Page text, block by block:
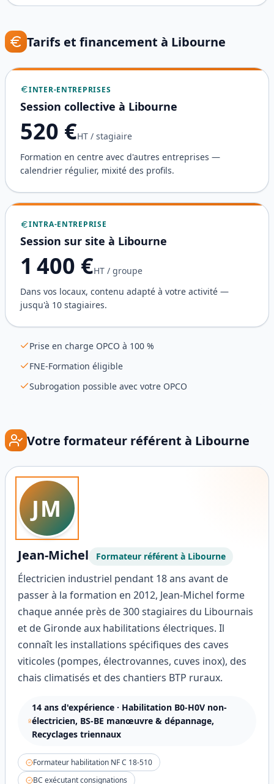
Tarifs et financement à Libourne
INTER-ENTREPRISES
Session collective à Libourne
520 €HT / stagiaire
Formation en centre avec d'autres entreprises —
calendrier régulier, mixité des profils.
INTRA-ENTREPRISE
Session sur site à Libourne
1 400 €HT / groupe
Dans vos locaux, contenu adapté à votre activité —
jusqu'à 10 stagiaires.
Prise en charge OPCO à 100 %
FNE-Formation éligible
Subrogation possible avec votre OPCO
Votre formateur référent à Libourne
JM
Jean-Michel Formateur référent à Libourne
Électricien industriel pendant 18 ans avant de
passer à la formation en 2012, Jean-Michel forme
chaque année près de 300 stagiaires du Libournais
et de Gironde aux habilitations électriques. Il
connaît les installations spécifiques des caves
viticoles (pompes, électrovannes, cuves inox), des
chais climatisés et des chantiers BTP ruraux.
14 ans d'expérience · Habilitation B0-H0V non-
électricien, BS-BE manœuvre & dépannage,
Recyclages triennaux
Formateur habilitation NF C 18-510
BC exécutant consignations